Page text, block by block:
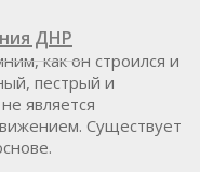
ДНР
как он строился и
пестрый и
является
Существует